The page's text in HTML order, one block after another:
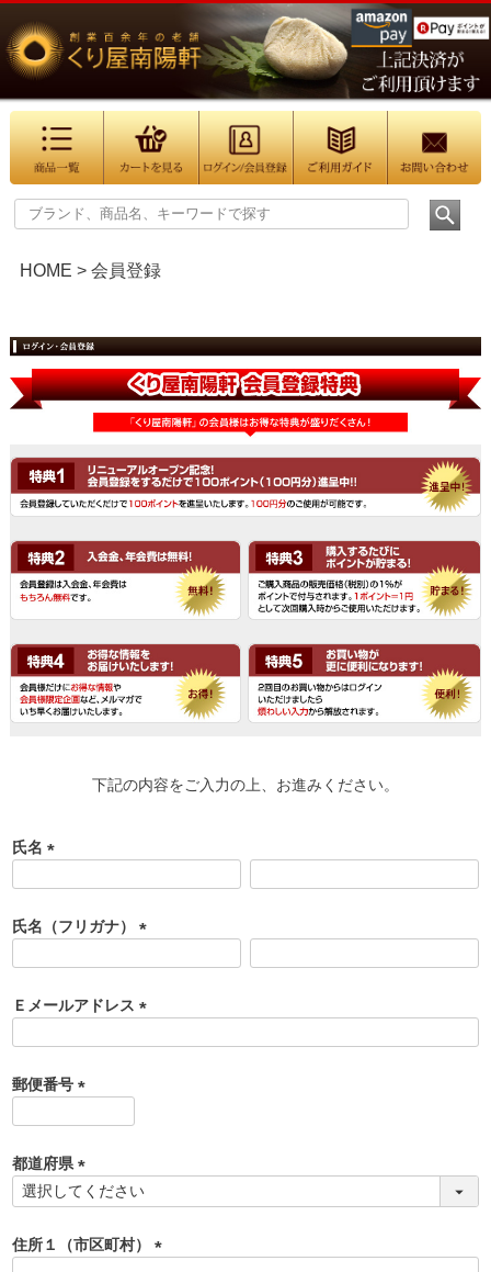
HOME 会員登録
下記の内容をご入力の上、お進みください。
氏名
須
)
氏名（フリガナ）
須
)
Ｅメールアドレス
郵便番号
須
)
都道府県
(
須
)
住所１（市区町村）